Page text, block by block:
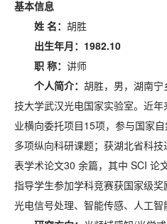
基本信息
姓 名： 胡胜
出生年月： 1982.10
职 称： 讲师
个人简介： 胡胜，男，湖南
技大学武汉光电国家实验室。近
业横向委托项目15项，参与国家
多项纵向科研课题；获湖北省科
表学术论文30 余篇，其中 SCI 论
指导学生参加学科竞赛获国家级
光电信号处理、智能传感、人工智